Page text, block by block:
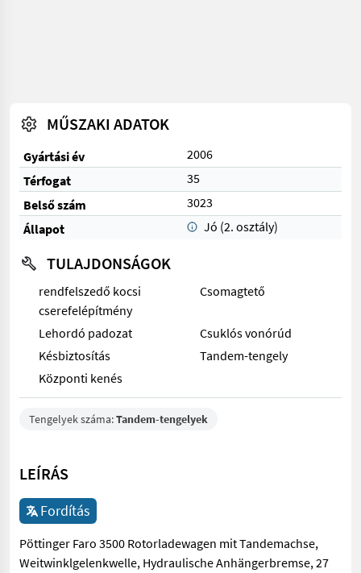
MŰSZAKI ADATOK
Gyártási év
2006
Térfogat
35
Belső szám
3023
Állapot
Jó (2. osztály)
TULAJDONSÁGOK
rendfelszedő kocsi
cserefelépítmény
Csomagtető
Lehordó padozat
Csuklós vonórúd
Késbiztosítás
Tandem-tengely
Központi kenés
Tengelyek száma:Tandem-tengelyek
LEÍRÁS
Fordítás
Pöttinger Faro 3500 Rotorladewagen mit Tandemachse,
Weitwinklgelenkwelle, Hydraulische Anhängerbremse, 27